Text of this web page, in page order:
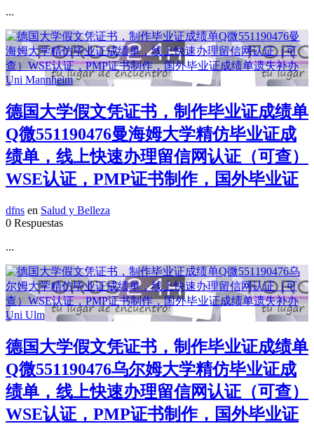
...
德国大学假文凭证书，制作毕业证成绩单
Q微551190476曼海姆大学精仿毕业证成
绩单，线上快速办理留信网认证（可查）
WSE认证，PMP证书制作，国外毕业证
dfns en Salud y Belleza
0 Respuestas
...
德国大学假文凭证书，制作毕业证成绩单
Q微551190476乌尔姆大学精仿毕业证成
绩单，线上快速办理留信网认证（可查）
WSE认证，PMP证书制作，国外毕业证